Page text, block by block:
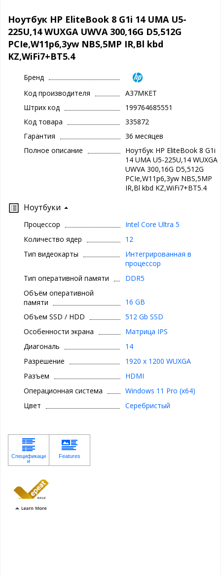
Ноутбук HP EliteBook 8 G1i 14 UMA U5-
225U,14 WUXGA UWVA 300,16G D5,512G
PCIe,W11p6,3yw NBS,5MP IR,Bl kbd
KZ,WiFi7+BT5.4
Бренд
Код производителя
A37MKET
Штрих код
199764685551
Код товара
335872
Гарантия
36 месяцев
Полное описание
Ноутбук HP EliteBook 8 G1i
14 UMA U5-225U,14 WUXGA
UWVA 300,16G D5,512G
PCIe,W11p6,3yw NBS,5MP
IR,Bl kbd KZ,WiFi7+BT5.4
Ноутбуки
Процессор
Intel Core Ultra 5
Количество ядер
12
Тип видеокарты
Интегрированная в
процессор
Тип оперативной памяти
DDR5
Объём оперативной
памяти
16 GB
Объем SSD / HDD
512 Gb SSD
Особенности экрана
Матрица IPS
Диагональ
14
Разрешение
1920 x 1200 WUXGA
Разъем
HDMI
Операционная система
Windows 11 Pro (x64)
Цвет
Серебристый